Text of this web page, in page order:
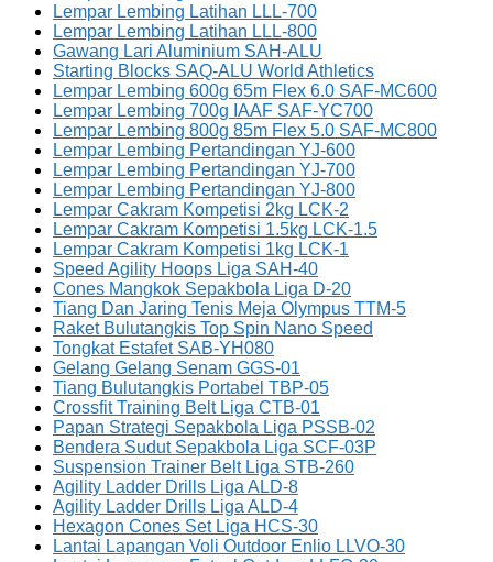
Lempar Lembing Latihan LLL-700
Lempar Lembing Latihan LLL-800
Gawang Lari Aluminium SAH-ALU
Starting Blocks SAQ-ALU World Athletics
Lempar Lembing 600g 65m Flex 6.0 SAF-MC600
Lempar Lembing 700g IAAF SAF-YC700
Lempar Lembing 800g 85m Flex 5.0 SAF-MC800
Lempar Lembing Pertandingan YJ-600
Lempar Lembing Pertandingan YJ-700
Lempar Lembing Pertandingan YJ-800
Lempar Cakram Kompetisi 2kg LCK-2
Lempar Cakram Kompetisi 1.5kg LCK-1.5
Lempar Cakram Kompetisi 1kg LCK-1
Speed Agility Hoops Liga SAH-40
Cones Mangkok Sepakbola Liga D-20
Tiang Dan Jaring Tenis Meja Olympus TTM-5
Raket Bulutangkis Top Spin Nano Speed
Tongkat Estafet SAB-YH080
Gelang Gelang Senam GGS-01
Tiang Bulutangkis Portabel TBP-05
Crossfit Training Belt Liga CTB-01
Papan Strategi Sepakbola Liga PSSB-02
Bendera Sudut Sepakbola Liga SCF-03P
Suspension Trainer Belt Liga STB-260
Agility Ladder Drills Liga ALD-8
Agility Ladder Drills Liga ALD-4
Hexagon Cones Set Liga HCS-30
Lantai Lapangan Voli Outdoor Enlio LLVO-30